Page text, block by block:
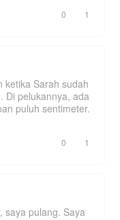
0 1
ketika Sarah sudah
Di pelukannya, ada
puluh sentimeter.
0 1
saya pulang. Saya